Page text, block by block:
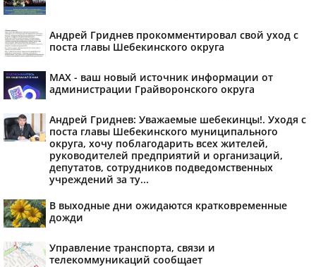
Андрей Гриднев прокомментировал свой уход с
поста главы Шебекинского округа
MAX - ваш новый источник информации от
администрации Грайворонского округа
Андрей Гриднев: Уважаемые шебекинцы!. Уходя с
поста главы Шебекинского муниципального
округа, хочу поблагодарить всех жителей,
руководителей предприятий и организаций,
депутатов, сотрудников подведомственных
учреждений за ту...
В выходные дни ожидаются кратковременные
дожди
Управление транспорта, связи и
телекоммуникаций сообщает